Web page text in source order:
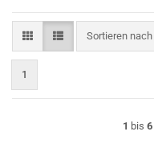
Sortieren nach
Sortieren nach
1
1 bis 6